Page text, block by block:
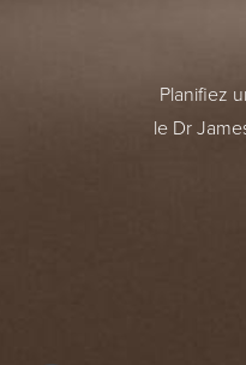
Planifiez
le Dr